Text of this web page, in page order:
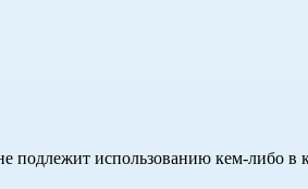
подлежит использованию кем-либо